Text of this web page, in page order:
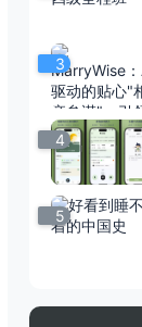
3
4
5